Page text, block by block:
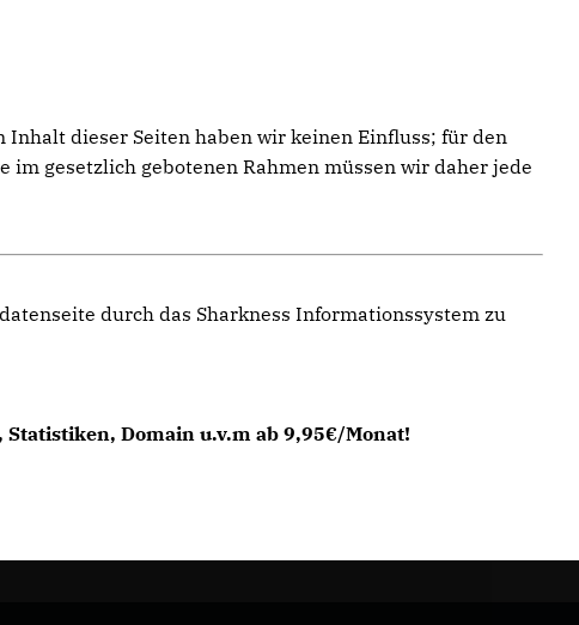
dieser Seiten haben wir keinen Einfluss; für den
gesetzlich gebotenen Rahmen müssen wir daher jede
durch das Sharkness Informationssystem zu
Domain u.v.m ab 9,95€/Monat!